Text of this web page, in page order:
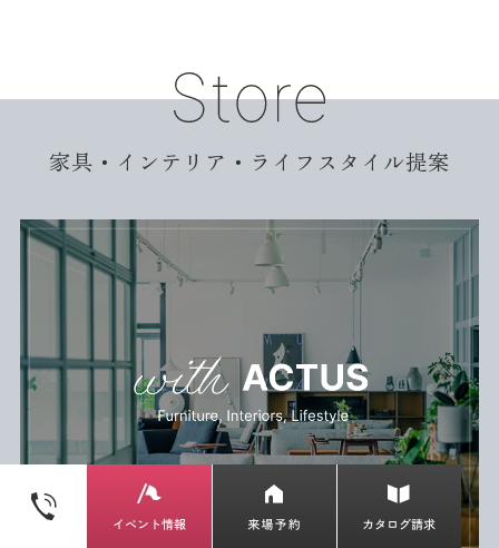
家具・インテリア・ライフスタイル提案